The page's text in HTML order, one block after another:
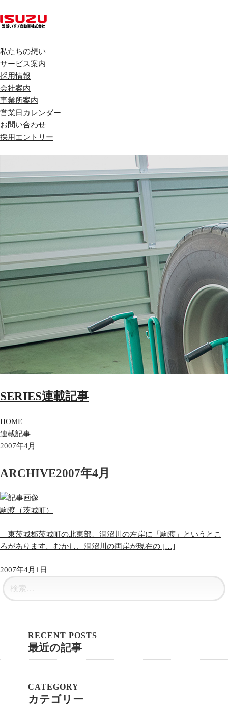
私たちの想い
サービス案内
採用情報
会社案内
事業所案内
営業日カレンダー
お問い合わせ
採用エントリー
SERIES連載記事
HOME
連載記事
2007年4月
ARCHIVE2007年4月
駒渡（茨城町）
東茨城郡茨城町の北東部、涸沼川の左岸に「駒渡」というとこ
ろがあります。むかし、涸沼川の両岸が現在の […]
2007年4月1日
最近の記事
カテゴリー